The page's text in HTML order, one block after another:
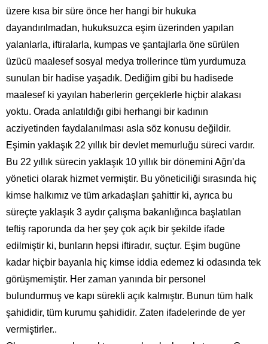
üzere kısa bir süre önce her hangi bir hukuka
dayandırılmadan, hukuksuzca eşim üzerinden yapılan
yalanlarla, iftiralarla, kumpas ve şantajlarla öne sürülen
üzücü maalesef sosyal medya trollerince tüm yurdumuza
sunulan bir hadise yaşadık. Dediğim gibi bu hadisede
maalesef ki yayılan haberlerin gerçeklerle hiçbir alakası
yoktu. Orada anlatıldığı gibi herhangi bir kadının
acziyetinden faydalanılması asla söz konusu değildir.
Eşimin yaklaşık 22 yıllık bir devlet memurluğu süreci vardır.
Bu 22 yıllık sürecin yaklaşık 10 yıllık bir dönemini Ağrı’da
yönetici olarak hizmet vermiştir. Bu yöneticiliği sırasında hiç
kimse halkımız ve tüm arkadaşları şahittir ki, ayrıca bu
süreçte yaklaşık 3 aydır çalışma bakanlığınca başlatılan
teftiş raporunda da her şey çok açık bir şekilde ifade
edilmiştir ki, bunların hepsi iftiradır, suçtur. Eşim bugüne
kadar hiçbir bayanla hiç kimse iddia edemez ki odasında tek
görüşmemiştir. Her zaman yanında bir personel
bulundurmuş ve kapı sürekli açık kalmıştır. Bunun tüm halk
şahididir, tüm kurumu şahididir. Zaten ifadelerinde de yer
vermiştirler..